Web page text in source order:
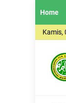
Home
Kamis,